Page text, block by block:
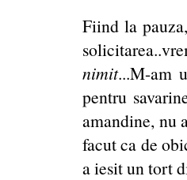
Fiind la
nimit...M-am
pentru
amandine, nu
facut ca de
a iesit un tort